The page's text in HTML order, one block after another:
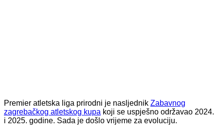
Premier atletska liga prirodni je nasljednik Zabavnog
zagrebačkog atletskog kupa koji se uspješno održavao 2024.
i 2025. godine. Sada je došlo vrijeme za evoluciju.